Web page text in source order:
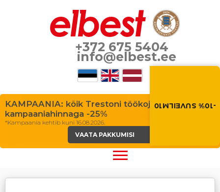
Suvi toob
-10% SUVEILM10
+372 675 5404
info@elbest.ee
KAMPAANIA: kõik Trestoni töökojalauad
kampaaniahinnaga -25%
*Kampaania kehtib kuni 16.08.2026.
VAATA PAKKUMISI